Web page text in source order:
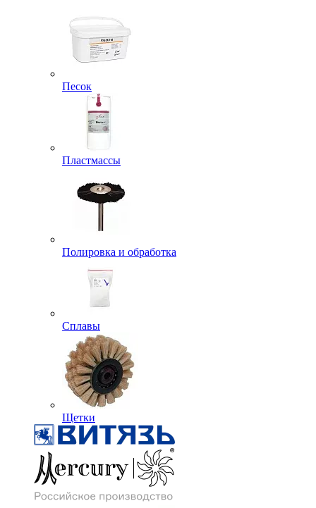
Песок
Пластмассы
Полировка и обработка
Сплавы
Щетки